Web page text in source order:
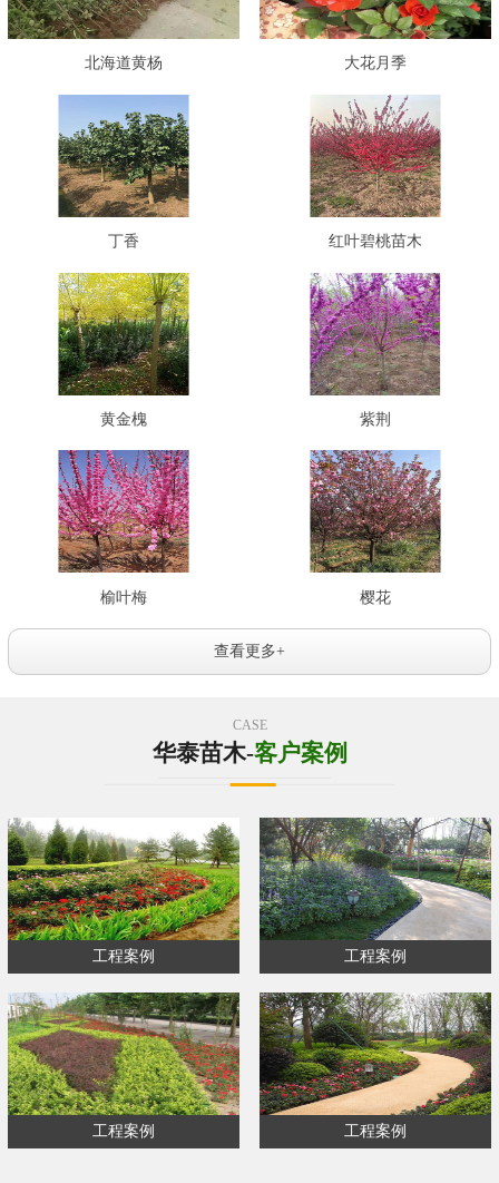
北海道黄杨 大花月季
丁香 红叶碧桃苗木
黄金槐 紫荆
榆叶梅 樱花
查看更多+
CASE
华泰苗木-客户案例
工程案例 工程案例
工程案例 工程案例